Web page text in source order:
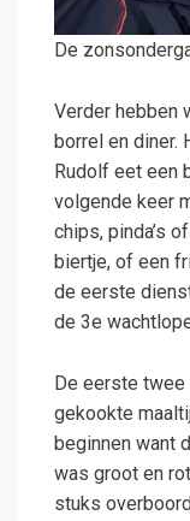
De
Verder hebben
borrel en diner.
Rudolf eet een
volgende keer
chips, pinda’s
biertje, of een
de eerste
de 3e
De eerste
gekookte
beginnen want
was groot en
stuks